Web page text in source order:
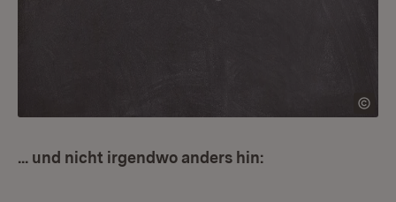
... und nicht irgendwo anders hin: